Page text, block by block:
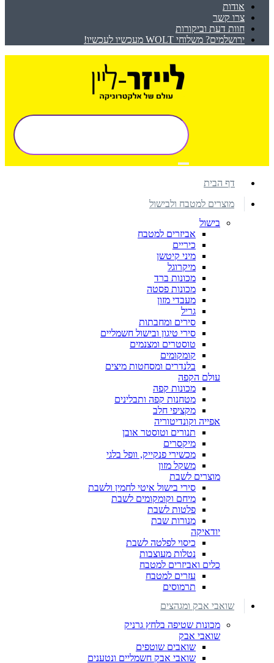
אודות
צרו קשר
חוות דעת וביקורות
ירושלמים? משלוחי WOLT מעכשיו לעכשיו!
דף הבית
מוצרים למטבח ולבישול
בישול
אביזרים למטבח
כיריים
מיני קיטשן
מיקרוגל
מכונות ברד
מכונות פסטה
מעבדי מזון
גריל
סירים ומחבתות
סירי טיגון ובישול חשמליים
טוסטרים ומצנמים
קומקומים
בלנדרים ומסחטות מיצים
עולם הקפה
מכונות קפה
מטחנות קפה ותבלינים
מקציפי חלב
אפייה וקונדיטוריה
תנורים וטוסטר אובן
מיקסרים
מכשירי פנקייק, וופל בלגי
משקל מזון
מוצרים לשבת
סירי בישול איטי לחמין ולשבת
מיחם וקומקומים לשבת
פלטות לשבת
מנורות שבת
יודאיקה
כיסוי לפלטה לשבת
נטלות מעוצבות
כלים ואביזרים למטבח
עזרים למטבח
תרמוסים
שואבי אבק ומגהצים
מכונות שטיפה בלחץ גרניק
שואבי אבק
שואבים שוטפים
שואבי אבק חשמליים ונטענים